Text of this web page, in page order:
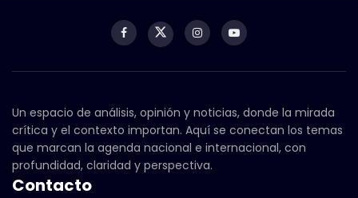
Un espacio de análisis, opinión y noticias, donde la mirada
crítica y el contexto importan. Aquí se conectan los temas
que marcan la agenda nacional e internacional, con
profundidad, claridad y perspectiva.
Contacto